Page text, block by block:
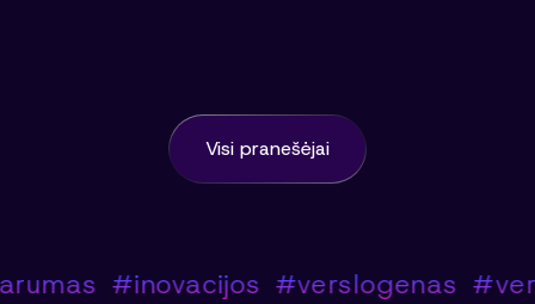
Visi pranešėjai
#inovacijos #verslogenas #verslas